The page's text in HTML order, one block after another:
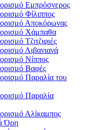
Εμπρόσνερος
Φίλιππος
Αποκόρωνας
Χάμπαθα
Τζιτζιφιές
Λιβανιανά
Νίππος
Βαφές
Παραλία του
Παραλία
Αλίκαμπος
Όρη